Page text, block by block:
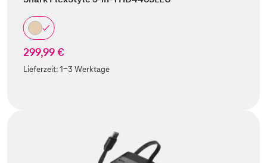
299,99 €
Lieferzeit:1-3 Werktage